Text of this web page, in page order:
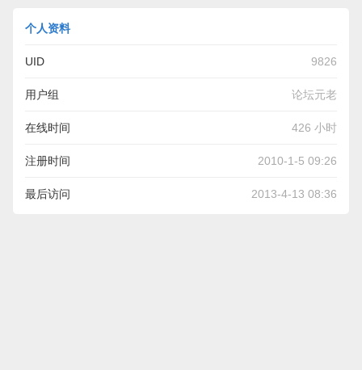
个人资料
UID 9826
用户组 论坛元老
在线时间 426 小时
注册时间 2010-1-5 09:26
最后访问 2013-4-13 08:36